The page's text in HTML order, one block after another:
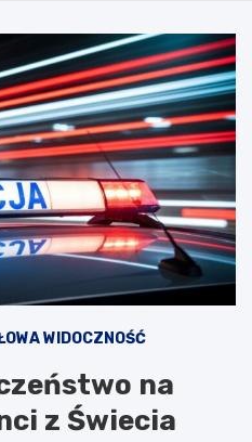
WIDOCZNOŚĆ
na
z Świecia